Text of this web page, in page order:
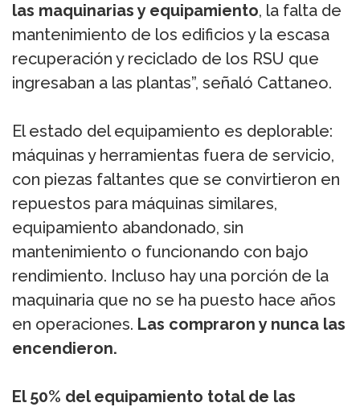
las maquinarias y equipamiento, la falta de
mantenimiento de los edificios y la escasa
recuperación y reciclado de los RSU que
ingresaban a las plantas”, señaló Cattaneo.
El estado del equipamiento es deplorable:
máquinas y herramientas fuera de servicio,
con piezas faltantes que se convirtieron en
repuestos para máquinas similares,
equipamiento abandonado, sin
mantenimiento o funcionando con bajo
rendimiento. Incluso hay una porción de la
maquinaria que no se ha puesto hace años
en operaciones. Las compraron y nunca las
encendieron.
El 50% del equipamiento total de las